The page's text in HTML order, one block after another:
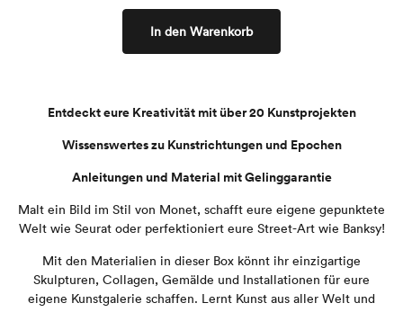
In den Warenkorb
Entdeckt eure Kreativität mit über 20 Kunstprojekten
Wissenswertes zu Kunstrichtungen und Epochen
Anleitungen und Material mit Gelinggarantie
Malt ein Bild im Stil von Monet, schafft eure eigene gepunktete
Welt wie Seurat oder perfektioniert eure Street-Art wie Banksy!
Mit den Materialien in dieser Box könnt ihr einzigartige
Skulpturen, Collagen, Gemälde und Installationen für eure
eigene Kunstgalerie schaffen. Lernt Kunst aus aller Welt und